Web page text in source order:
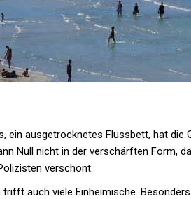
ein ausgetrocknetes Flussbett, hat die
Null nicht in der verschärften Form,
verschont.
auch viele Einheimische.